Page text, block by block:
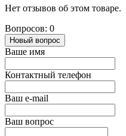
Нет отзывов об этом товаре.
Вопросов: 0
Новый вопрос
Ваше имя
Контактный телефон
Ваш e-mail
Ваш вопрос